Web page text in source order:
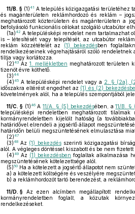
11/B. §(1)41 A település közigazgatási területéhez
és magánterületen reklámhordozó és reklám –
meghatározott közterületen és magánterületen a
befolyásoló funkcionális célokat szolgáló utcabútor
(1a)42 A településképi rendelet nem tartalmazhat
is – létesítését vagy telepítését, az utcabútor
reklám közzétételét az (1) bekezdésben
rendelkezéseinek végrehajtásáról szóló
tiltja vagy korlátozza.
(2)43Az 1. mellékletben meghatározott területen
tizenöt évre köthető.
(3)44
(4)45A településképi rendelet vagy a 2. § (2a),
időszakra eltérést engedhet az (1) és (2)
követelmények alól, ha a település szempontjából
11/C. §(1)46A11/A. § (5) bekezdésében, a11/B. §
településképi rendeletben meghatározott
kormányrendeletben kijelölt hatóság (a
határidővel elrendeli a jogsértő állapot
határidőn belüli megszüntetésének elmulasztása
(2)47
(3)48Az (1) bekezdésszerinti közigazgatási
alól. A végleges döntéssel kiszabott és be nem
(4)49Az (1) bekezdésben foglaltak alkalmazása
megszüntetésének kötelezettsége alól.
(5)50Ha a kötelezett a jogsértő állapotot nem
a) a kötelezett költségére és veszélyére
b) a reklámhordozót tartó berendezést, a
11/D. §Az ezen alcímben megállapított
kormányrendeletben foglalt, a közutak
rendelkezéseket.